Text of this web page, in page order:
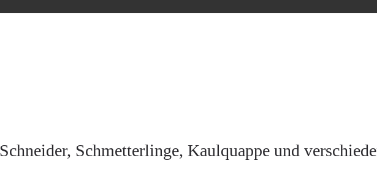
Schneider, Schmetterlinge, Kaulquappe und